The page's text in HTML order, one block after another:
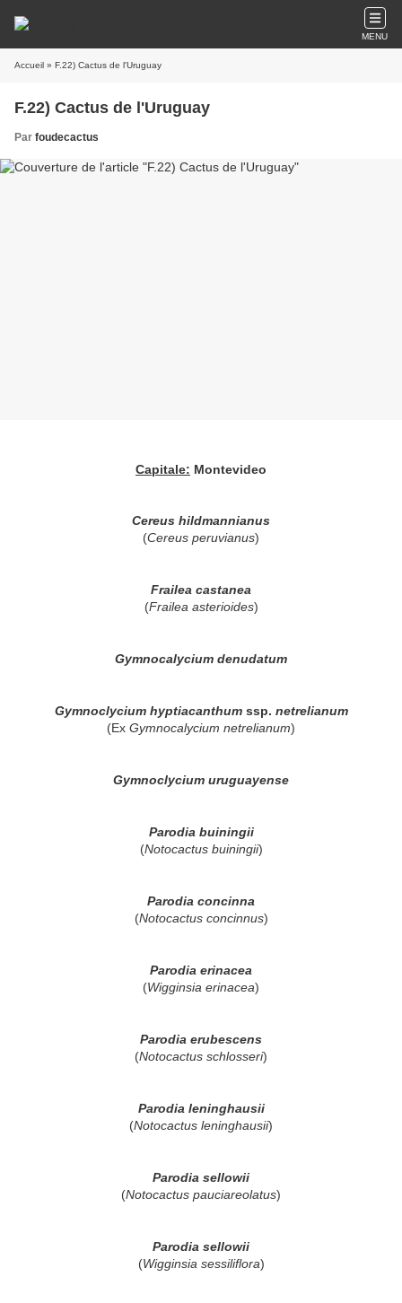
MENU
Accueil » F.22) Cactus de l'Uruguay
F.22) Cactus de l'Uruguay
Par foudecactus
Capitale: Montevideo
Cereus hildmannianus
(Cereus peruvianus)
Frailea castanea
(Frailea asterioides)
Gymnocalycium denudatum
Gymnoclycium hyptiacanthum ssp. netrelianum
(Ex Gymnocalycium netrelianum)
Gymnoclycium uruguayense
Parodia buiningii
(Notocactus buiningii)
Parodia concinna
(Notocactus concinnus)
Parodia erinacea
(Wigginsia erinacea)
Parodia erubescens
(Notocactus schlosseri)
Parodia leninghausii
(Notocactus leninghausii)
Parodia sellowii
(Notocactus pauciareolatus)
Parodia sellowii
(Wigginsia sessiliflora)